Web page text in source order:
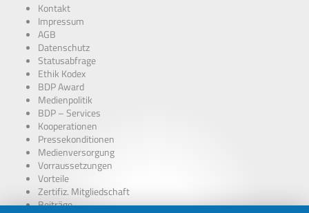
Kontakt
Impressum
AGB
Datenschutz
Statusabfrage
Ethik Kodex
BDP Award
Medienpolitik
BDP – Services
Kooperationen
Pressekonditionen
Medienversorgung
Vorraussetzungen
Vorteile
Zertifiz. Mitgliedschaft
Beiträge